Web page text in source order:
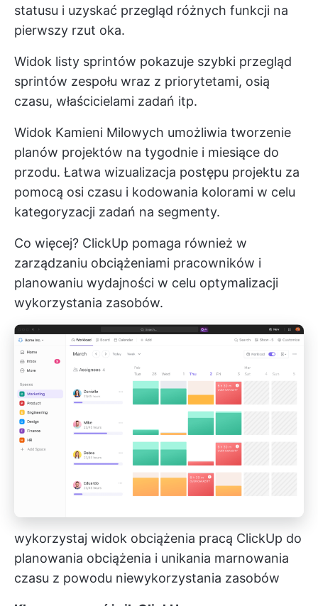
statusu i uzyskać przegląd różnych funkcji na
pierwszy rzut oka.
Widok listy sprintów pokazuje szybki przegląd
sprintów zespołu wraz z priorytetami, osią
czasu, właścicielami zadań itp.
Widok Kamieni Milowych umożliwia tworzenie
planów projektów na tygodnie i miesiące do
przodu. Łatwa wizualizacja postępu projektu za
pomocą osi czasu i kodowania kolorami w celu
kategoryzacji zadań na segmenty.
Co więcej? ClickUp pomaga również w
zarządzaniu obciążeniami pracowników i
planowaniu wydajności w celu optymalizacji
wykorzystania zasobów.
wykorzystaj widok obciążenia pracą ClickUp do
planowania obciążenia i unikania marnowania
czasu z powodu niewykorzystania zasobów